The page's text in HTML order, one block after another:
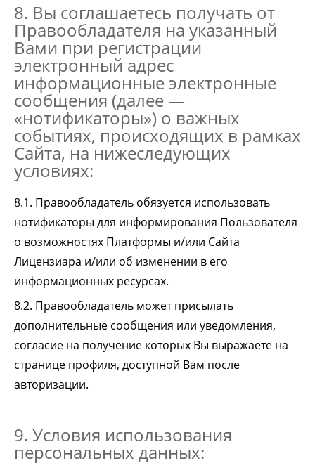
8. Вы соглашаетесь получать от
Правообладателя на указанный
Вами при регистрации
электронный адрес
информационные электронные
сообщения (далее —
«нотификаторы») о важных
событиях, происходящих в рамках
Сайта, на нижеследующих
условиях:
8.1. Правообладатель обязуется использовать
нотификаторы для информирования Пользователя
о возможностях Платформы и/или Сайта
Лицензиара и/или об изменении в его
информационных ресурсах.
8.2. Правообладатель может присылать
дополнительные сообщения или уведомления,
согласие на получение которых Вы выражаете на
странице профиля, доступной Вам после
авторизации.
9. Условия использования
персональных данных: